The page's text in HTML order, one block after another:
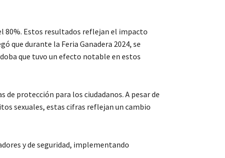
80%. Estos resultados reflejan el impacto
que durante la Feria Ganadera 2024, se
que tuvo un efecto notable en estos
protección para los ciudadanos. A pesar de
sexuales, estas cifras reflejan un cambio
y de seguridad, implementando